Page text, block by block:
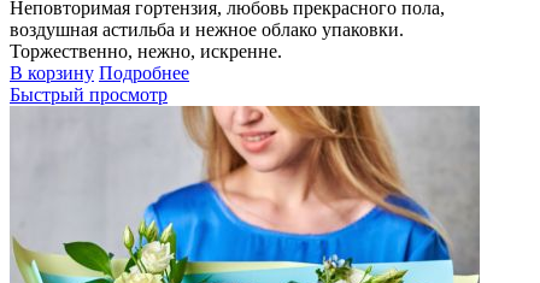
Неповторимая гортензия, любовь прекрасного пола,
воздушная астильба и нежное облако упаковки.
Торжественно, нежно, искренне.
В корзину Подробнее
Быстрый просмотр